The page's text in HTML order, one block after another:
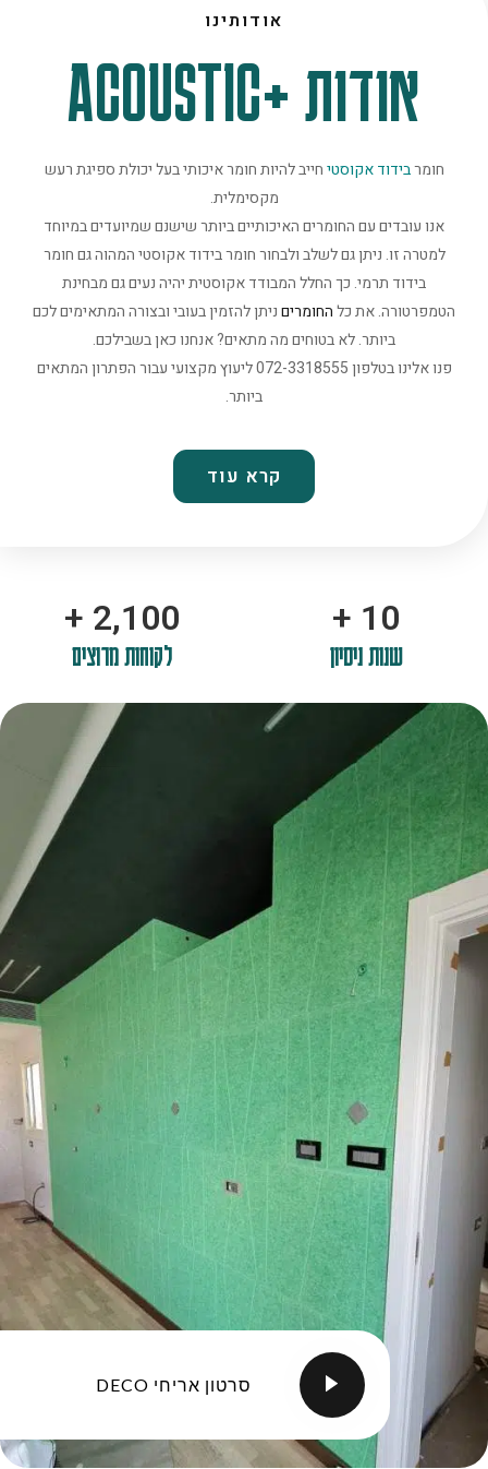
אודותינו
אודות +ACOUSTIC
חומרבידוד אקוסטיחייב להיות חומר איכותי בעל יכולת ספיגת רעש
מקסימלית.
אנו עובדים עם החומרים האיכותיים ביותר שישנם שמיועדים במיוחד
למטרה זו. ניתן גם לשלב ולבחור חומר בידוד אקוסטי המהוה גם חומר
בידוד תרמי. כך החלל המבודד אקוסטית יהיה נעים גם מבחינת
הטמפרטורה. את כלהחומריםניתן להזמין בעובי ובצורה המתאימים לכם
ביותר. לא בטוחים מה מתאים? אנחנו כאן בשבילכם.
פנו אלינו בטלפון 072-3318555 ליעוץ מקצועי עבור הפתרון המתאים
ביותר.
קרא עוד
10
+
שנות ניסיון
2,100
+
לקוחות מרוצים
סרטון אריחי DECO